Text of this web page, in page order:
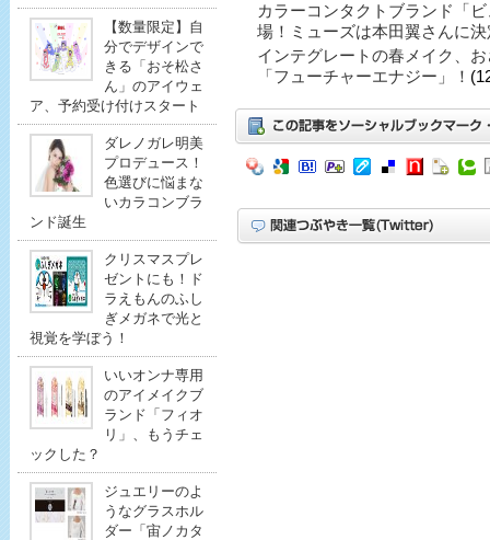
【数量限定】自
分でデザインで
きる「おそ松さ
ん」のアイウェ
ア、予約受け付けスタート
ダレノガレ明美
プロデュース！
色選びに悩まな
いカラコンブラ
ンド誕生
クリスマスプレ
ゼントにも！ド
ラえもんのふし
ぎメガネで光と
視覚を学ぼう！
いいオンナ専用
のアイメイクブ
ランド「フィオ
リ」、もうチェ
ックした？
ジュエリーのよ
うなグラスホル
ダー「宙ノカタ
カラーコンタクトブランド「
場！ミューズは本田翼さんに決
インテグレートの春メイク、
「フューチャーエナジー」！